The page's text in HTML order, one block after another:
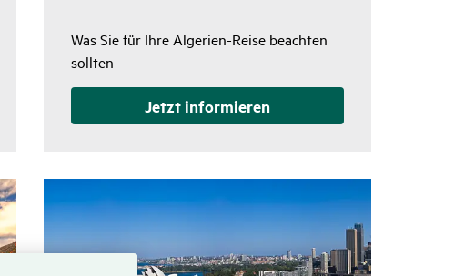
Was Sie für Ihre Algerien-Reise beachten
sollten
Jetzt infor­mieren